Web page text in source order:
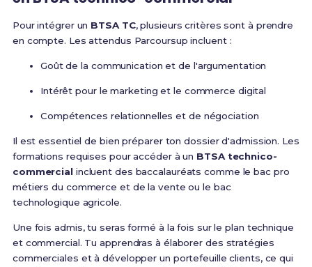
Pour intégrer un BTSA TC, plusieurs critères sont à prendre
en compte. Les attendus Parcoursup incluent :
Goût de la communication et de l'argumentation
Intérêt pour le marketing et le commerce digital
Compétences relationnelles et de négociation
Il est essentiel de bien préparer ton dossier d'admission. Les
formations requises pour accéder à un BTSA technico-
commercialincluent des baccalauréats comme le bac pro
métiers du commerce et de la vente ou le bac
technologique agricole.
Une fois admis, tu seras formé à la fois sur le plan technique
et commercial. Tu apprendras à élaborer des stratégies
commerciales et à développer un portefeuille clients, ce qui